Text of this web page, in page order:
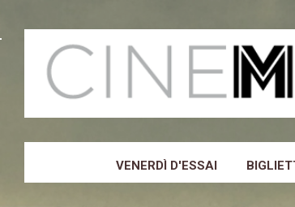
VENERDÌ D'ESSAI